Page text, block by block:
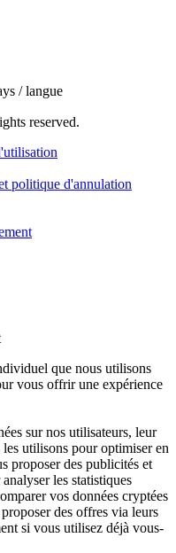
/ langue
reserved.
politique d'annulation
que nous utilisons
vous offrir une expérience
sur nos utilisateurs, leur
utilisons pour optimiser en
proposer des publicités et
les statistiques
vos données cryptées
des offres via leurs
si vous utilisez déjà vous-